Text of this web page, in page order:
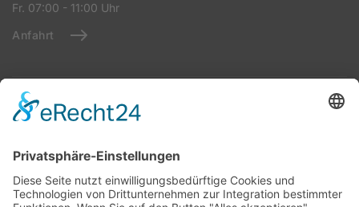
Fr. 07:00 - 11:00 Uhr
Anfahrt
Warenannahme StrTKW
86643 Rennertshofen
Mo - Do: 07:00 – 14:00 Uhr
Fr: 07:00 – 11:00 Uhr